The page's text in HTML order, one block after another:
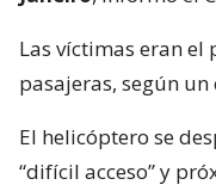
Las víctimas eran el
pasajeras, según
El helicóptero se
“difícil acceso” y